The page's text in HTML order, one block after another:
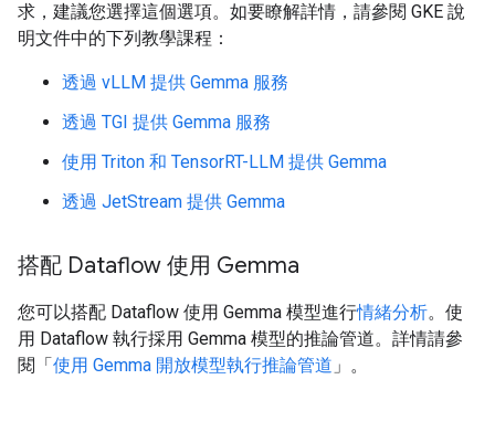
求，建議您選擇這個選項。如要瞭解詳情，請參閱 GKE 說
明文件中的下列教學課程：
透過 vLLM 提供 Gemma 服務
透過 TGI 提供 Gemma 服務
使用 Triton 和 TensorRT-LLM 提供 Gemma
透過 JetStream 提供 Gemma
搭配 Dataflow 使用 Gemma
您可以搭配 Dataflow 使用 Gemma 模型進行情緒分析。使
用 Dataflow 執行採用 Gemma 模型的推論管道。詳情請參
閱「使用 Gemma 開放模型執行推論管道 」。